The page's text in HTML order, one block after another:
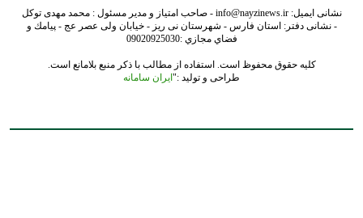
نشانی ایمیل: info@nayzinews.ir - صاحب امتیاز و مدیر مسئول : محمد مهدی توکل
- نشانی دفتر: استان فارس - شهرستان نی ریز - خیابان ولی عصر عج - پيامك و
فضاي مجازي :09020925030
کلیه حقوق محفوظ است. استفاده از مطالب با ذکر منبع بلامانع است.
طراحی و تولید :" ایران سامانه